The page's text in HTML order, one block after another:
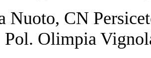
Nuoto, CN
Pol. Olimpia